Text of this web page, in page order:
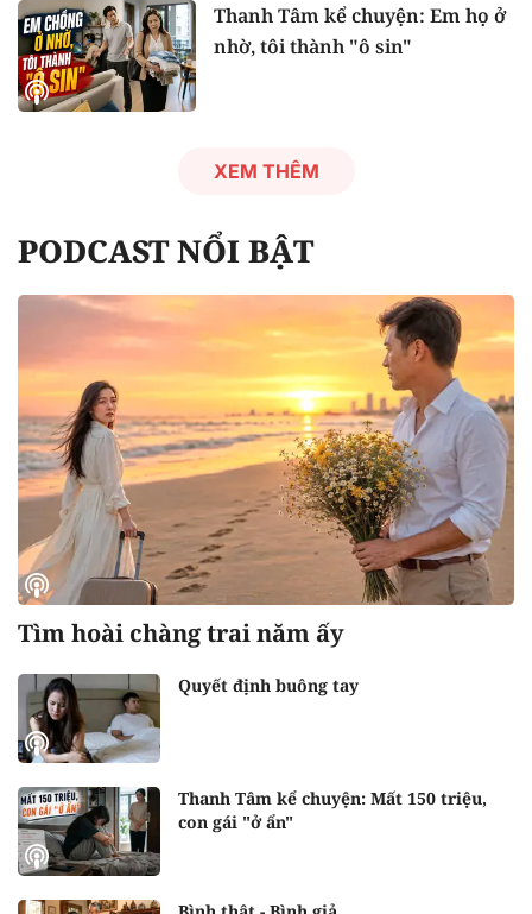
Thanh Tâm kể chuyện: Em họ ở
nhờ, tôi thành "ô sin"
XEM THÊM
PODCAST NỔI BẬT
Tìm hoài chàng trai năm ấy
Quyết định buông tay
Thanh Tâm kể chuyện: Mất 150 triệu,
con gái "ở ẩn"